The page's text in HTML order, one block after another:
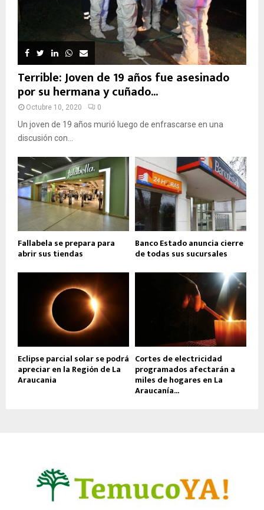
Terrible: Joven de 19 años fue asesinado
por su hermana y cuñado...
Octubre 10, 2020 0
Un joven de 19 años murió luego de enfrascarse en una
discusión con...
Fallabela se prepara para
abrir sus tiendas
Banco Estado anuncia cierre
de todas sus sucursales
Eclipse parcial solar se podrá
apreciar en la Región de La
Araucania
Cortes de electricidad
programados afectarán a
miles de hogares en La
Araucanía...